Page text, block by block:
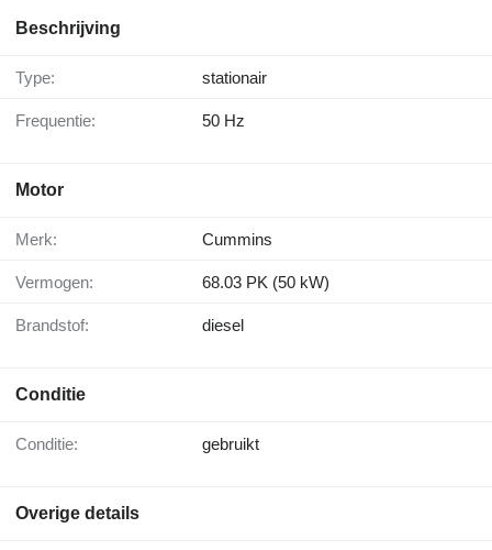
Beschrijving
Type: stationair
Frequentie: 50 Hz
Motor
Merk: Cummins
Vermogen: 68.03 PK (50 kW)
Brandstof: diesel
Conditie
Conditie: gebruikt
Overige details